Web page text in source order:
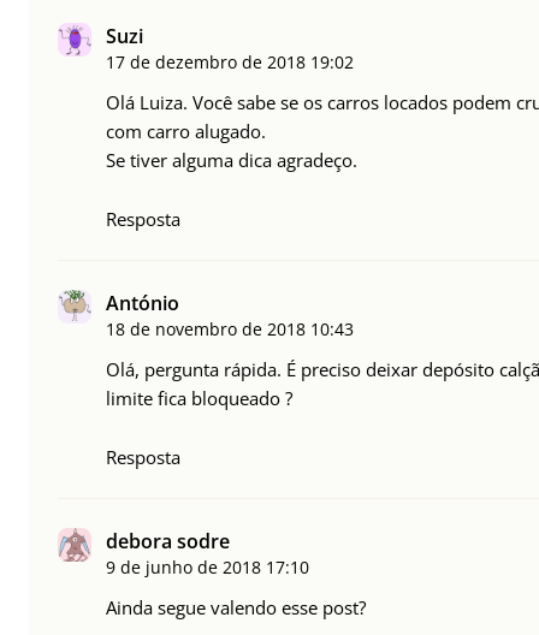
Suzi
17 de dezembro de 2018 19:02
Olá Luiza. Você sabe se os carros locados podem
com carro alugado.
Se tiver alguma dica agradeço.
Resposta
António
18 de novembro de 2018 10:43
Olá, pergunta rápida. É preciso deixar depósito
limite fica bloqueado ?
Resposta
debora sodre
9 de junho de 2018 17:10
Ainda segue valendo esse post?